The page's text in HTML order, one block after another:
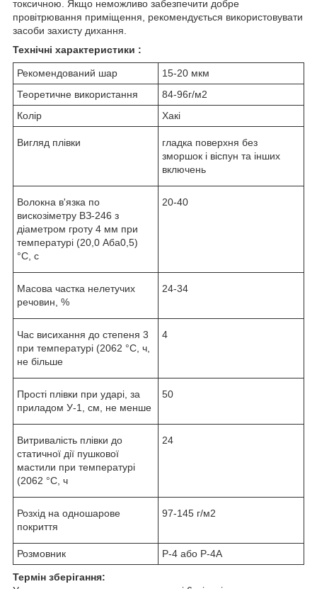
токсичною. Якщо неможливо забезпечити добре
провітрювання приміщення, рекомендується використовувати
засоби захисту дихання.
Технічні характеристики :
Рекомендований шар
15-20 мкм
Теоретичне використання
84-96г/м2
Колір
Хакі
Вигляд плівки
гладка поверхня без
зморшок і віспун та інших
включень
Волокна в'язка по
вискозіметру ВЗ-246 з
діаметром гроту 4 мм при
температурі (20,0 Аба0,5)
°С, с
20-40
Масова частка нелетучих
речовин, %
24-34
Час висихання до степеня 3
при температурі (2062 °С, ч,
не більше
4
Прості плівки при ударі, за
приладом У-1, см, не менше
50
Витривалість плівки до
статичної дії пушкової
мастили при температурі
(2062 °С, ч
24
Розхід на одношарове
покриття
97-145 г/м2
Розмовник Р-4 або Р-4А
Термін зберігання: